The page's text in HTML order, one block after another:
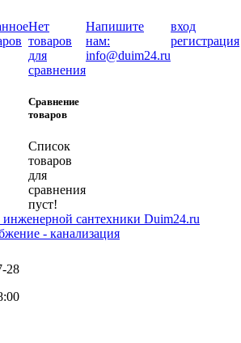
Нет
товаров
для
сравнения
Сравнение
товаров
Список
товаров
для
сравнения
пуст!
Напишите
нам:
info@duim24.ru
вход
регистрация
- канализация
28